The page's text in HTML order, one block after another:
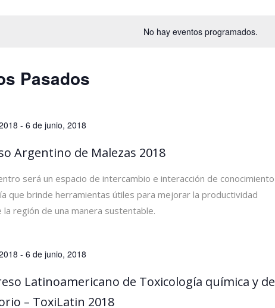
No hay eventos programados.
Pasados
- 6 de junio, 2018
Argentino de Malezas 2018
será un espacio de intercambio e interacción de conocimiento
que brinde herramientas útiles para mejorar la productividad
la región de una manera sustentable.
- 6 de junio, 2018
Latinoamericano de Toxicología química y de
– ToxiLatin 2018